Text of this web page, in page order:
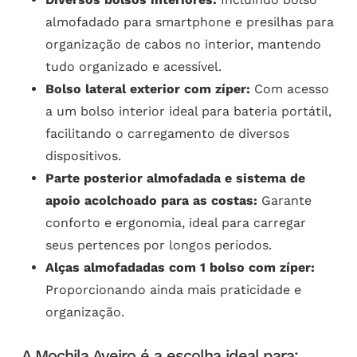
almofadado para smartphone e presilhas para
organização de cabos no interior, mantendo
tudo organizado e acessível.
Bolso lateral exterior com zíper: Com acesso
a um bolso interior ideal para bateria portátil,
facilitando o carregamento de diversos
dispositivos.
Parte posterior almofadada e sistema de
apoio acolchoado para as costas: Garante
conforto e ergonomia, ideal para carregar
seus pertences por longos períodos.
Alças almofadadas com 1 bolso com zíper:
Proporcionando ainda mais praticidade e
organização.